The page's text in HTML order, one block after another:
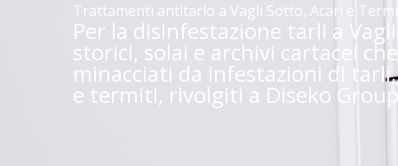
Trattamenti antitarlo a Vagli Sotto, Acari e
Per la disinfestazione tarli a
storici, solai e archivi cartacei
minacciati da infestazioni di
e termiti, rivolgiti a Diseko